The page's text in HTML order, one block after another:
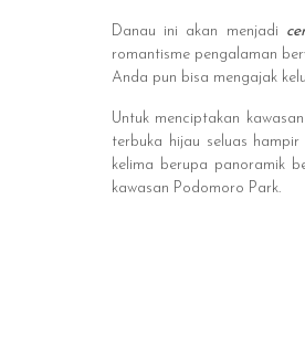
Danau ini akan menjadi
romantisme pengalaman
Anda pun bisa mengajak
Untuk menciptakan
terbuka hijau seluas
kelima berupa panoramik
kawasan Podomoro Park.